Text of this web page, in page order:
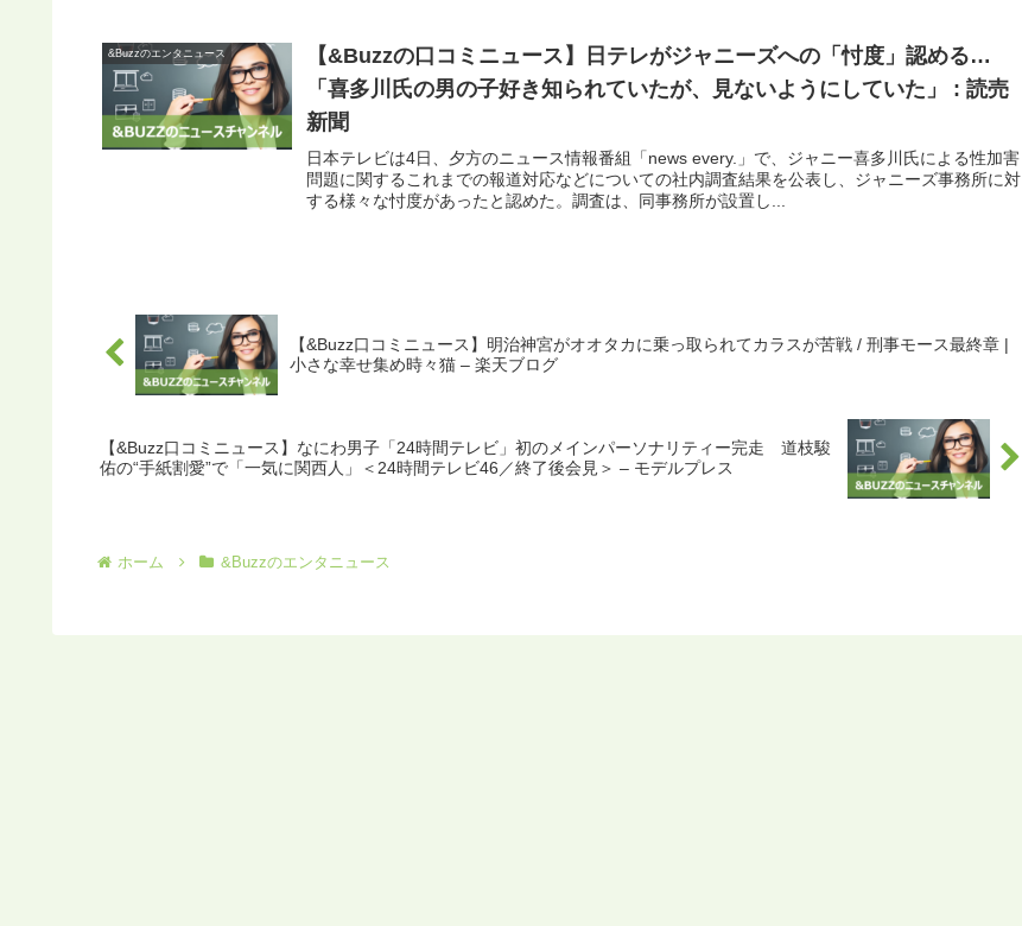
&Buzzのエンタニュース
【&Buzzの口コミニュース】日テレがジャニーズへの「忖度」認める…
「喜多川氏の男の子好き知られていたが、見ないようにしていた」 : 読売
新聞
日本テレビは4日、夕方のニュース情報番組「news every.」で、ジャニー喜多川氏による性加害
問題に関するこれまでの報道対応などについての社内調査結果を公表し、ジャニーズ事務所に対
する様々な忖度があったと認めた。調査は、同事務所が設置し...
【&Buzz口コミニュース】明治神宮がオオタカに乗っ取られてカラスが苦戦 / 刑事モース最終章 |
小さな幸せ集め時々猫 – 楽天ブログ
【&Buzz口コミニュース】なにわ男子「24時間テレビ」初のメインパーソナリティー完走 道枝駿
佑の“手紙割愛”で「一気に関西人」＜24時間テレビ46／終了後会見＞ – モデルプレス
ホーム &Buzzのエンタニュース